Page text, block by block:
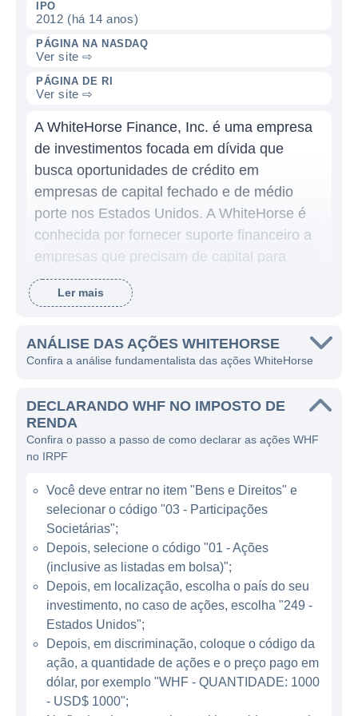
IPO
2012 (há 14 anos)
PÁGINA NA NASDAQ
Ver site ⇨
PÁGINA DE RI
Ver site ⇨
A WhiteHorse Finance, Inc. é uma empresa
de investimentos focada em dívida que
busca oportunidades de crédito em
empresas de capital fechado e de médio
porte nos Estados Unidos. A WhiteHorse é
conhecida por fornecer suporte financeiro a
empresas que precisam de capital para
crescer, reestruturar ou realizar aquisições.
Com um modelo de negócios centrado em
empresa oferece soluções de financiamento
que ajudam a promover o desenvolvimento
A principal fonte de receita da WhiteHorse
Finance vem das taxas de juros e das taxas
associadas aos empréstimos que concede. A
empresa se considera um investidor a longo
prazo, buscando oportunidades em setores
diversos, como tecnologia, saúde e
consumo. Além disso, a WhiteHorse também
pode realizar investimentos em bônus e
outros títulos com o objetivo de diversificar
seu portfólio e atender às necessidades de
seus investidores.
ATUAÇÃO DA WHITEHORSE FINANCE
Ler mais
ANÁLISE DAS AÇÕES WHITEHORSE
Confira a análise fundamentalista das ações WhiteHorse
DECLARANDO WHF NO IMPOSTO DE
RENDA
Confira o passo a passo de como declarar as ações WHF
no IRPF
Você deve entrar no item "Bens e Direitos" e
selecionar o código "03 - Participações
Societárias";
Depois, selecione o código "01 - Ações
(inclusive as listadas em bolsa)";
Depois, em localização, escolha o país do seu
investimento, no caso de ações, escolha "249 -
Estados Unidos";
Depois, em discriminação, coloque o código da
ação, a quantidade de ações e o preço pago em
dólar, por exemplo "WHF - QUANTIDADE: 1000
- USD$ 1000";